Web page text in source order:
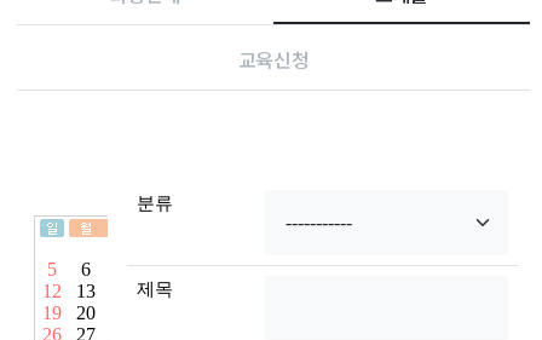
교육신청
분류
제목